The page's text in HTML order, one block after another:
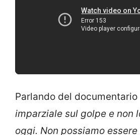
Parlando del documentario
imparziale sul golpe e non
oggi. Non possiamo